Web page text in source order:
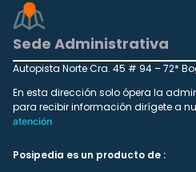
Sede Administrativa
Autopista Norte Cra. 45 # 94 – 72*
En esta dirección solo ópera la
para recibir información dirígete a
atención
Posipedia es un producto de :